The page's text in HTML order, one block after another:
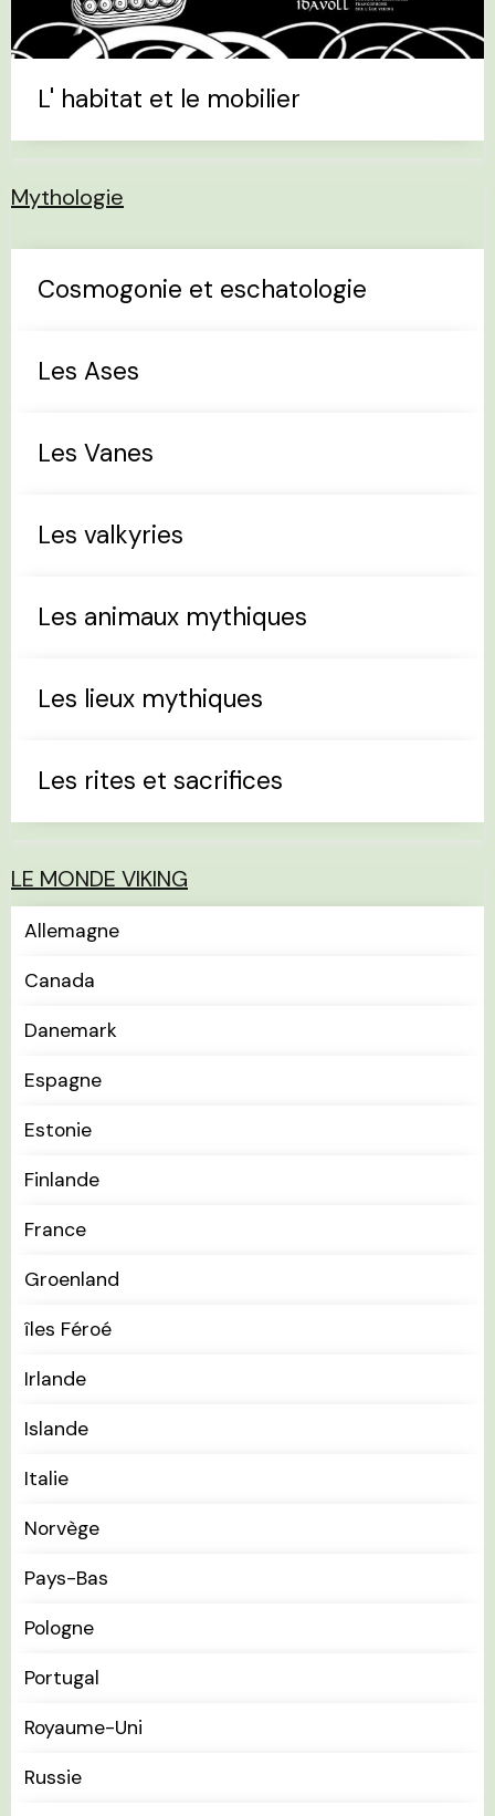
L' habitat et le mobilier
Mythologie
Cosmogonie et eschatologie
Les Ases
Les Vanes
Les valkyries
Les animaux mythiques
Les lieux mythiques
Les rites et sacrifices
LE MONDE VIKING
Allemagne
Canada
Danemark
Espagne
Estonie
Finlande
France
Groenland
îles Féroé
Irlande
Islande
Italie
Norvège
Pays-Bas
Pologne
Portugal
Royaume-Uni
Russie